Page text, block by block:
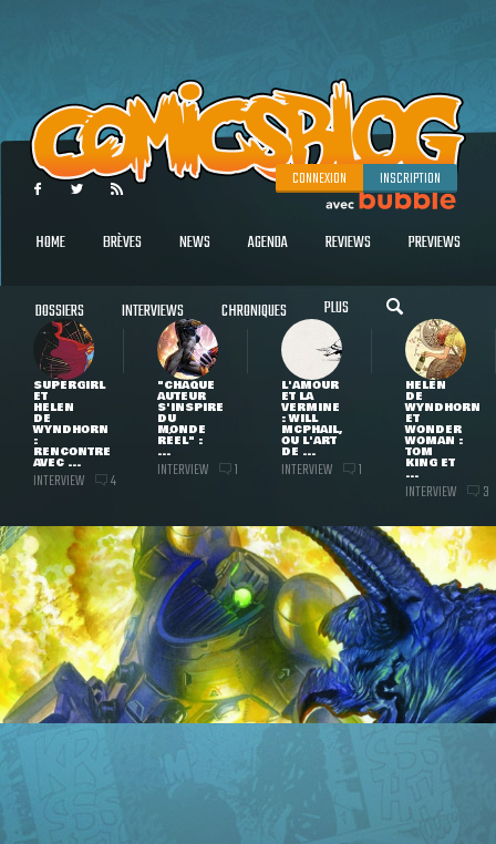
CONNEXION INSCRIPTION
HOME BRÈVES NEWS AGENDA REVIEWS PREVIEWS
DOSSIERS INTERVIEWS CHRONIQUES PLUS
SUPERGIRL
ET
HELEN
DE
WYNDHORN
:
RENCONTRE
AVEC ...
INTERVIEW 4
"CHAQUE
AUTEUR
S'INSPIRE
DU
MONDE
RÉEL" :
...
INTERVIEW 1
L'AMOUR
ET LA
VERMINE
: WILL
MCPHAIL,
OU L'ART
DE ...
INTERVIEW 1
HELEN
DE
WYNDHORN
ET
WONDER
WOMAN :
TOM
KING ET
...
INTERVIEW 3